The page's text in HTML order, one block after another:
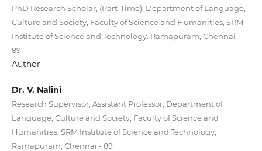
PhD Research Scholar, (Part-Time), Department of Language,
Culture and Society, Faculty of Science and Humanities, SRM
Institute of Science and Technology. Ramapuram, Chennai -
89
Author
Dr. V. Nalini
Research Supervisor, Assistant Professor, Department of
Language, Culture and Society, Faculty of Science and
Humanities, SRM Institute of Science and Technology,
Ramapuram, Chennai - 89